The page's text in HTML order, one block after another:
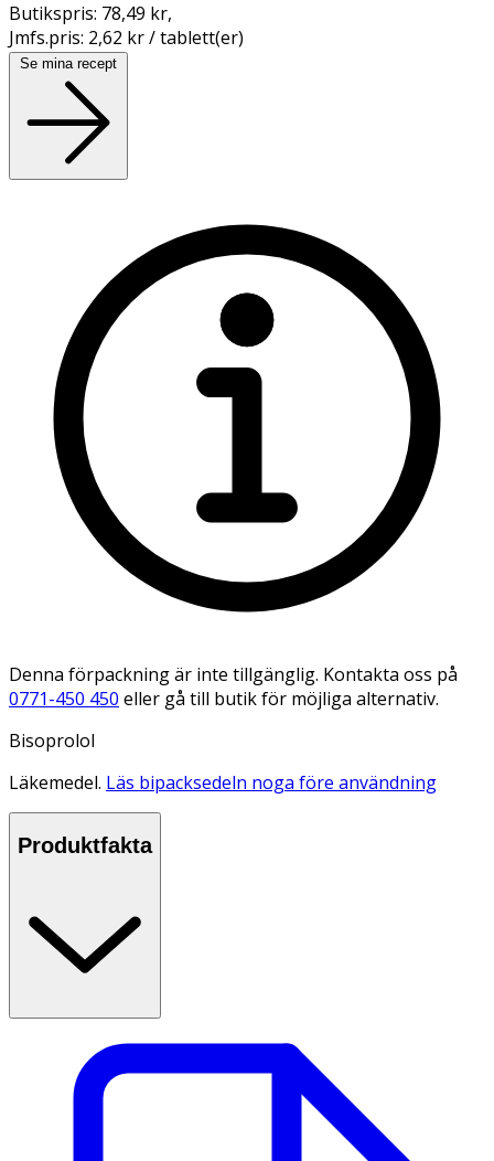
Butikspris: 78,49 kr,
Jmfs.pris: 2,62 kr / tablett(er)
Se mina recept
Denna förpackning är inte tillgänglig. Kontakta oss på
0771-450 450 eller gå till butik för möjliga alternativ.
Bisoprolol
Läkemedel. Läs bipacksedeln noga före användning
Produktfakta